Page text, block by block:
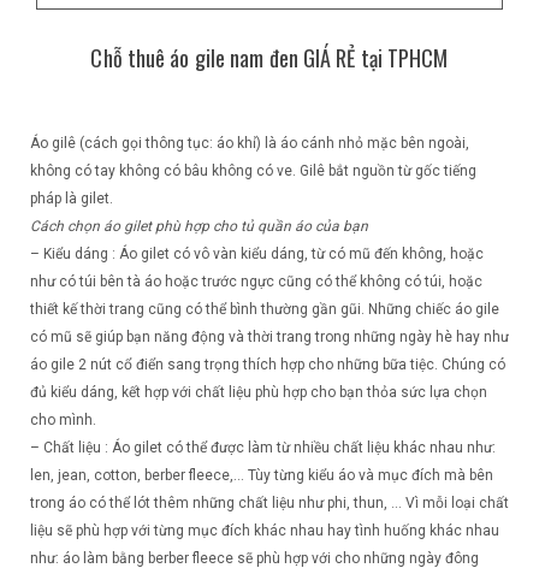
Chỗ thuê áo gile nam đen GIÁ RẺ tại TPHCM
Áo gilê (cách gọi thông tục: áo khỉ) là áo cánh nhỏ mặc bên ngoài,
không có tay không có bâu không có ve. Gilê bắt nguồn từ gốc tiếng
pháp là gilet.
Cách chọn áo gilet phù hợp cho tủ quần áo của bạn
– Kiểu dáng : Áo gilet có vô vàn kiểu dáng, từ có mũ đến không, hoặc
như có túi bên tà áo hoặc trước ngực cũng có thể không có túi, hoặc
thiết kế thời trang cũng có thể bình thường gần gũi. Những chiếc áo gile
có mũ sẽ giúp bạn năng động và thời trang trong những ngày hè hay như
áo gile 2 nút cổ điển sang trọng thích hợp cho những bữa tiệc. Chúng có
đủ kiểu dáng, kết hợp với chất liệu phù hợp cho bạn thỏa sức lựa chọn
cho mình.
– Chất liệu : Áo gilet có thể được làm từ nhiều chất liệu khác nhau như:
len, jean, cotton, berber fleece,… Tùy từng kiểu áo và mục đích mà bên
trong áo có thể lót thêm những chất liệu như phi, thun, … Vì mỗi loại chất
liệu sẽ phù hợp với từng mục đích khác nhau hay tình huống khác nhau
như: áo làm bằng berber fleece sẽ phù hợp với cho những ngày đông